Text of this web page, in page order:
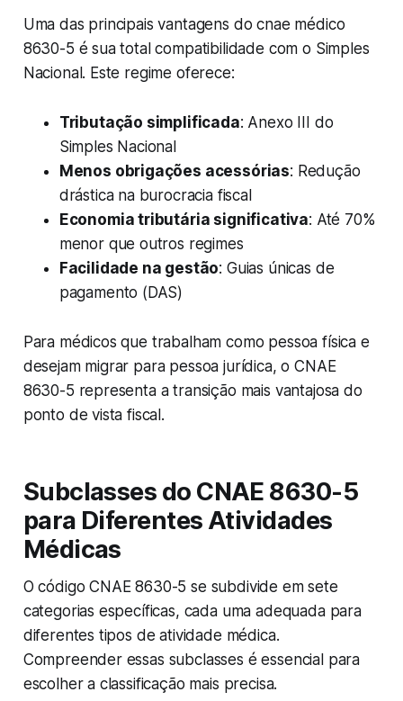
Uma das principais vantagens do cnae médico
8630-5 é sua total compatibilidade com o Simples
Nacional. Este regime oferece:
Tributação simplificada: Anexo III do
Simples Nacional
Menos obrigações acessórias: Redução
drástica na burocracia fiscal
Economia tributária significativa: Até 70%
menor que outros regimes
Facilidade na gestão: Guias únicas de
pagamento (DAS)
Para médicos que trabalham como pessoa física e
desejam migrar para pessoa jurídica, o CNAE
8630-5 representa a transição mais vantajosa do
ponto de vista fiscal.
Subclasses do CNAE 8630-5
para Diferentes Atividades
Médicas
O código CNAE 8630-5 se subdivide em sete
categorias específicas, cada uma adequada para
diferentes tipos de atividade médica.
Compreender essas subclasses é essencial para
escolher a classificação mais precisa.